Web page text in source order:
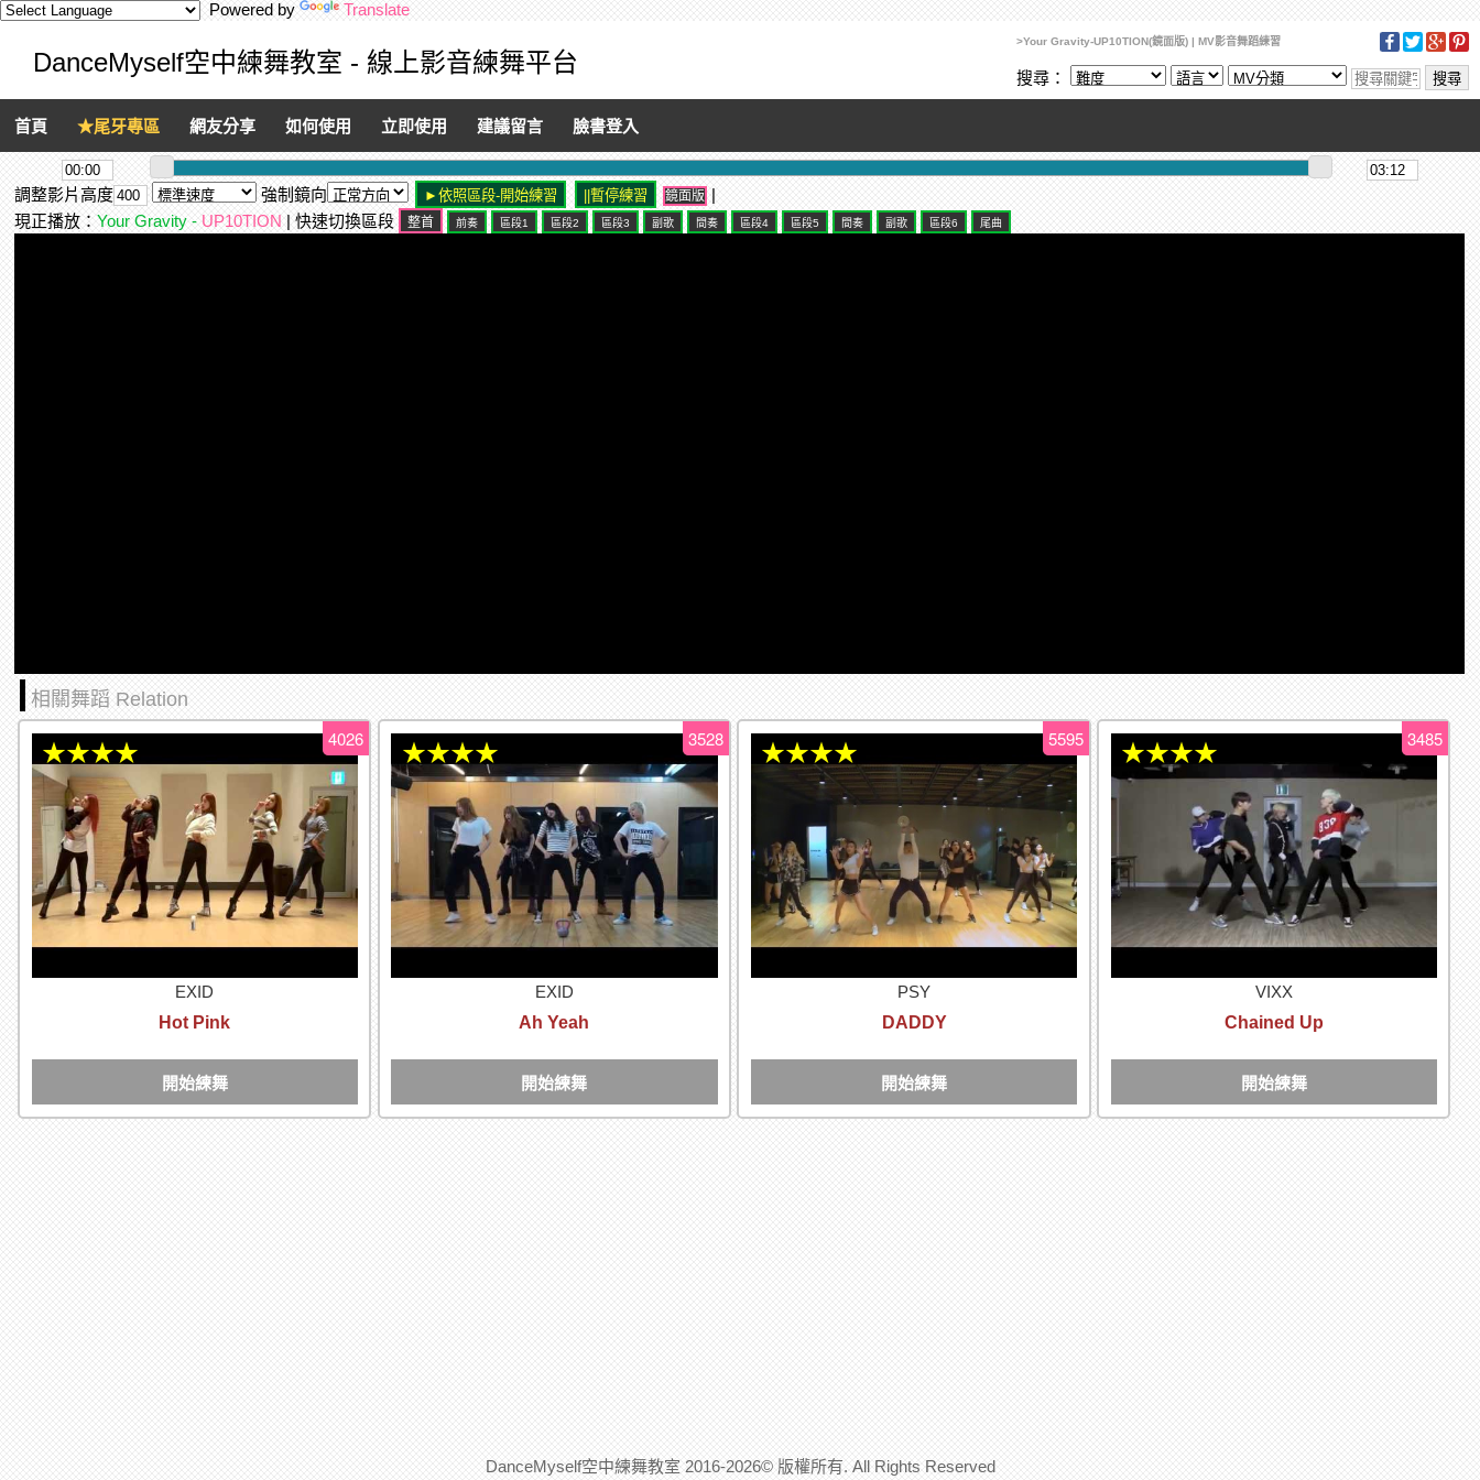
Powered by Translate
DanceMyself空中練舞教室 - 線上影音練舞平台
>Your Gravity-UP10TION(鏡面版) | MV影音舞蹈練習
搜尋：
首頁 ★尾牙專區 網友分享 如何使用 立即使用 建議留言 臉書登入
調整影片高度 強制鏡向 鏡面版 |
現正播放：Your Gravity - UP10TION | 快速切換區段
相關舞蹈 Relation
EXID
Hot Pink
開始練舞
4026
★★★★
EXID
Ah Yeah
開始練舞
3528
★★★★
PSY
DADDY
開始練舞
5595
★★★★
VIXX
Chained Up
開始練舞
3485
★★★★
DanceMyself空中練舞教室 2016-2026© 版權所有. All Rights Reserved